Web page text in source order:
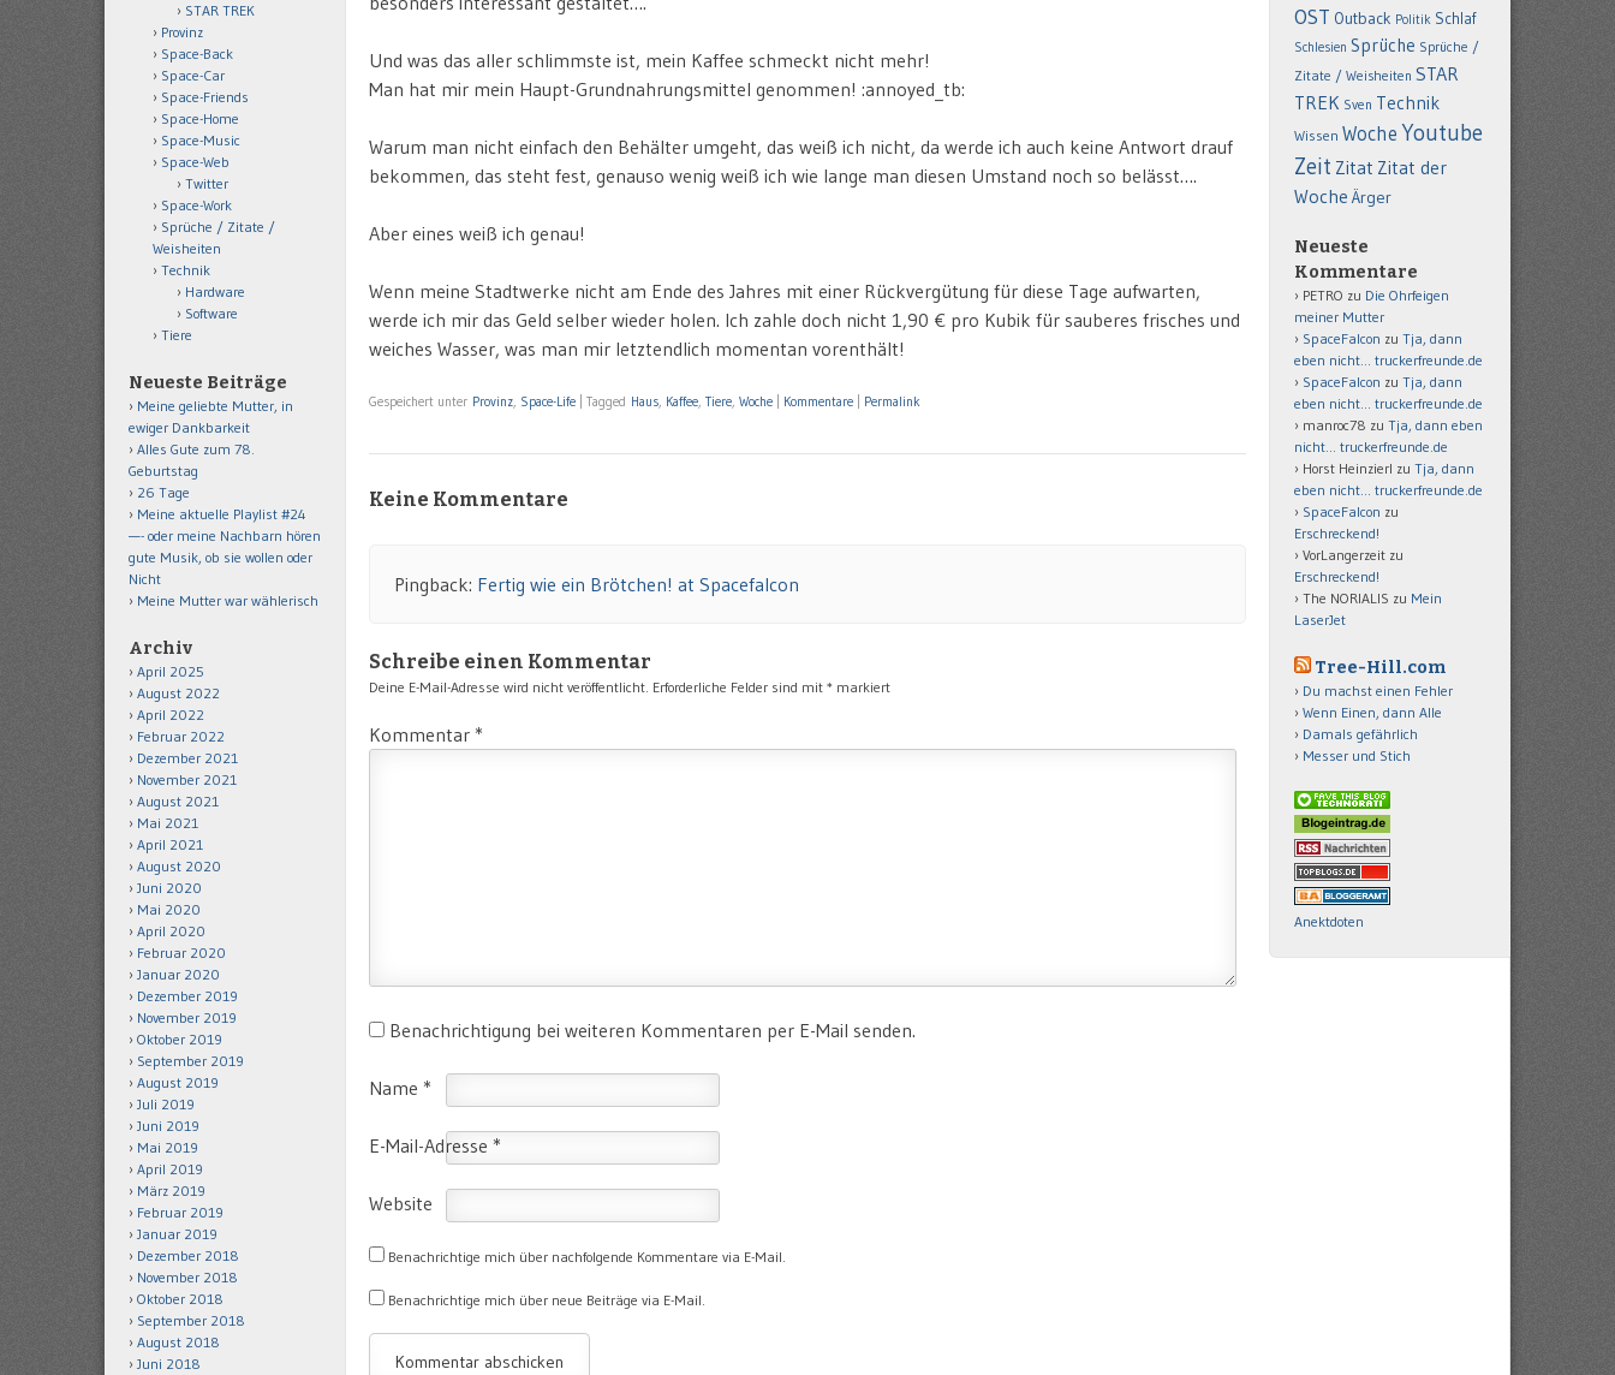
Und was das aller schlimmste ist, mein Kaffee schmeckt nicht mehr!
Man hat mir mein Haupt-Grundnahrungsmittel genommen! :annoyed_tb:
Warum man nicht einfach den Behälter umgeht, das weiß ich nicht, da werde ich auch keine Antwort drauf
bekommen, das steht fest, genauso wenig weiß ich wie lange man diesen Umstand noch so belässt….
Aber eines weiß ich genau!
Wenn meine Stadtwerke nicht am Ende des Jahres mit einer Rückvergütung für diese Tage aufwarten,
werde ich mir das Geld selber wieder holen. Ich zahle doch nicht 1,90 € pro Kubik für sauberes frisches und
weiches Wasser, was man mir letztendlich momentan vorenthält!
Gespeichert unter Provinz, Space-Life Tagged Haus, Kaffee, Tiere, Woche Kommentare Permalink
Keine Kommentare
Pingback: Fertig wie ein Brötchen! at Spacefalcon
Schreibe einen Kommentar
Deine E-Mail-Adresse wird nicht veröffentlicht. Erforderliche Felder sind mit * markiert
Kommentar *
Benachrichtigung bei weiteren Kommentaren per E-Mail senden.
Name *
E-Mail-Adresse *
Website
Benachrichtige mich über nachfolgende Kommentare via E-Mail.
Benachrichtige mich über neue Beiträge via E-Mail.
STAR TREK
Provinz
Space-Back
Space-Car
Space-Friends
Space-Home
Space-Music
Space-Web
Twitter
Space-Work
Sprüche / Zitate /
Weisheiten
Technik
Hardware
Software
Tiere
Neueste Beiträge
Meine geliebte Mutter, in
ewiger Dankbarkeit
Alles Gute zum 78.
Geburtstag
26 Tage
Meine aktuelle Playlist #24
—- oder meine Nachbarn hören
gute Musik, ob sie wollen oder
Nicht
Meine Mutter war wählerisch
Archiv
April 2025
August 2022
April 2022
Februar 2022
Dezember 2021
November 2021
August 2021
Mai 2021
April 2021
August 2020
Juni 2020
Mai 2020
April 2020
Februar 2020
Januar 2020
Dezember 2019
November 2019
Oktober 2019
September 2019
August 2019
Juli 2019
Juni 2019
Mai 2019
April 2019
März 2019
Februar 2019
Januar 2019
Dezember 2018
November 2018
Oktober 2018
September 2018
August 2018
Juni 2018
OST Outback Politik Schlaf
Schlesien Sprüche Sprüche /
Zitate / Weisheiten STAR
TREK Sven Technik
Wissen Woche Youtube
Zeit Zitat Zitat der
Woche Ärger
Neueste
Kommentare
PETRO zu Die Ohrfeigen
meiner Mutter
SpaceFalcon zu Tja, dann
eben nicht… truckerfreunde.de
SpaceFalcon zu Tja, dann
eben nicht… truckerfreunde.de
manroc78 zu Tja, dann eben
nicht… truckerfreunde.de
Horst Heinzierl zu Tja, dann
eben nicht… truckerfreunde.de
SpaceFalcon zu
Erschreckend!
VorLangerzeit zu
Erschreckend!
The NORIALIS zu Mein
LaserJet
Tree-Hill.com
Du machst einen Fehler
Wenn Einen, dann Alle
Damals gefährlich
Messer und Stich
Anektdoten